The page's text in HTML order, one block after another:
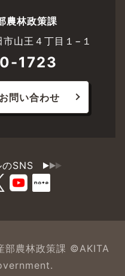
農林政策課
山王４丁目１−１
1723
問い合わせ
SNS
部農林政策課 ©AKITA